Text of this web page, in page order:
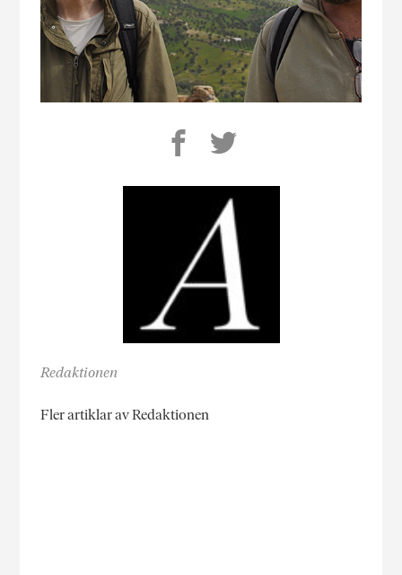
Redaktionen
Fler artiklar av Redaktionen